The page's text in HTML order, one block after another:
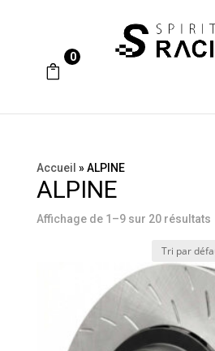
0
Accueil »ALPINE
ALPINE
Affichage de 1–9 sur 20 résultats